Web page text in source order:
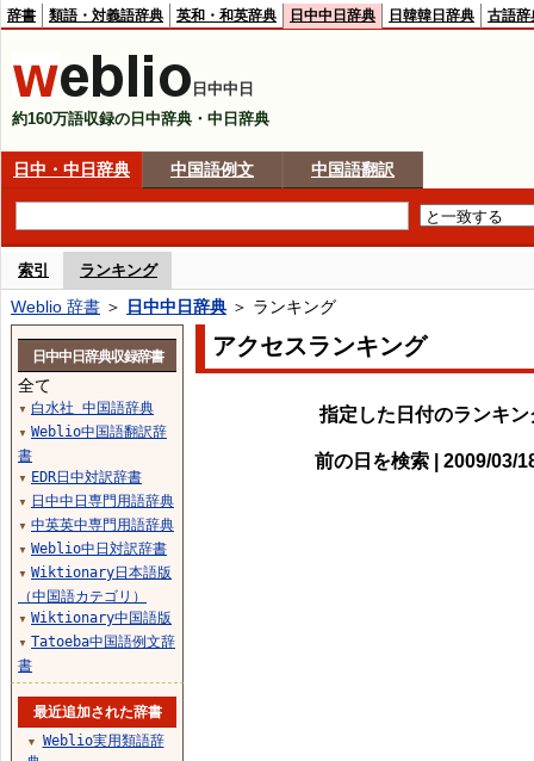
辞書 類語・対義語辞典 英和・和英辞典 日中中日辞典 日韓韓日辞典 古語辞
日中中日
約160万語収録の日中辞典・中日辞典
日中・中日辞典 中国語例文 中国語翻訳
索引 ランキング
Weblio 辞書 ＞ 日中中日辞典 ＞ ランキング
アクセスランキング
指定した日付のランキ
前の日を検索 | 2009/03/
日中中日辞典収録辞書
全て
▼ 白水社 中国語辞典
▼ Weblio中国語翻訳辞
書
▼ EDR日中対訳辞書
▼ 日中中日専門用語辞典
▼ 中英英中専門用語辞典
▼ Weblio中日対訳辞書
▼ Wiktionary日本語版
（中国語カテゴリ）
▼ Wiktionary中国語版
▼ Tatoeba中国語例文辞
書
最近追加された辞書
▼
Weblio実用類語辞